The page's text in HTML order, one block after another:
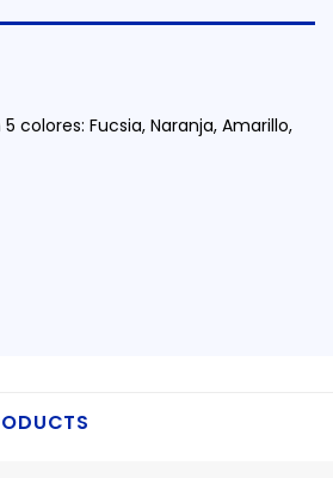
colores: Fucsia, Naranja, Amarillo,